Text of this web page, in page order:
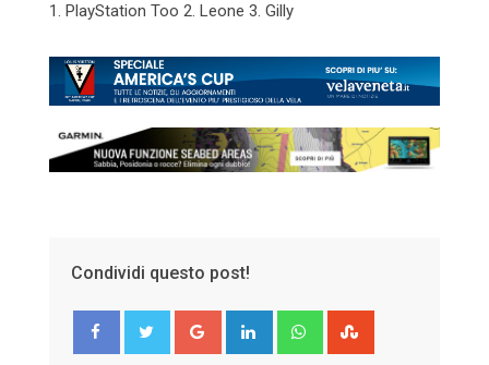
1. PlayStation Too 2. Leone 3. Gilly
Condividi questo post!
Google+ LinkedIn Whatsapp